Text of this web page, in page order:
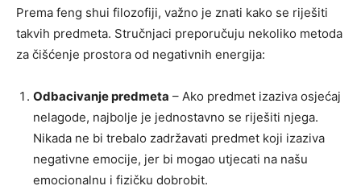
Prema feng shui filozofiji, važno je znati kako se riješiti
takvih predmeta. Stručnjaci preporučuju nekoliko metoda
za čišćenje prostora od negativnih energija:
Odbacivanje predmeta – Ako predmet izaziva osjećaj
nelagode, najbolje je jednostavno se riješiti njega.
Nikada ne bi trebalo zadržavati predmet koji izaziva
negativne emocije, jer bi mogao utjecati na našu
emocionalnu i fizičku dobrobit.